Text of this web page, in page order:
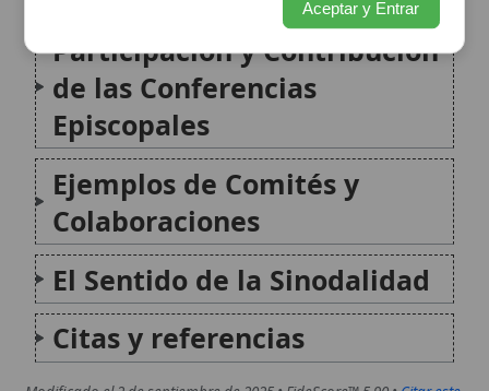
El Sentido de la Sinodalidad
Citas y referencias
Modificado el 2 de septiembre de 2025 •FideScore™ 5.90•Citar este
artículo•Paq. Scorm (LMS)•Sugerir mejora•Compartir artículo•
Imprimir artículo •Generar QR•Instalar aplicación
Asamblea sinodal
Una asamblea sinodal es una reunión formal de la
Iglesia Católica convocada por la autoridad
competente, que involucra al Pueblo de Dios en sus
diversos niveles -local, regional y universal- para
discernir el camino a seguir, abordar cuestiones
específicas y...